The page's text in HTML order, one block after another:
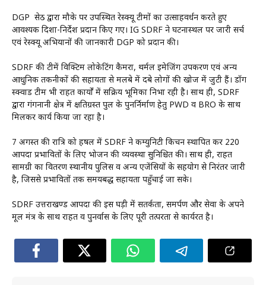
DGP सेठ द्वारा मौके पर उपस्थित रेस्क्यू टीमों का उत्साहवर्धन करते हुए
आवश्यक दिशा-निर्देश प्रदान किए गए। IG SDRF ने घटनास्थल पर जारी सर्च
एवं रेस्क्यू अभियानों की जानकारी DGP को प्रदान की।
SDRF की टीमें विक्टिम लोकेटिंग कैमरा, थर्मल इमेजिंग उपकरण एवं अन्य
आधुनिक तकनीकों की सहायता से मलबे में दबे लोगों की खोज में जुटी हैं। डॉग
स्क्वाड टीम भी राहत कार्यों में सक्रिय भूमिका निभा रही है। साथ ही, SDRF
द्वारा गंगनानी क्षेत्र में क्षतिग्रस्त पुल के पुनर्निर्माण हेतु PWD व BRO के साथ
मिलकर कार्य किया जा रहा है।
7 अगस्त की रात्रि को हर्षिल में SDRF ने कम्युनिटी किचन स्थापित कर 220
आपदा प्रभावितों के लिए भोजन की व्यवस्था सुनिश्चित की। साथ ही, राहत
सामग्री का वितरण स्थानीय पुलिस व अन्य एजेंसियों के सहयोग से निरंतर जारी
है, जिससे प्रभावितों तक समयबद्ध सहायता पहुँचाई जा सके।
SDRF उत्तराखण्ड आपदा की इस घड़ी में सतर्कता, समर्पण और सेवा के अपने
मूल मंत्र के साथ राहत व पुनर्वास के लिए पूरी तत्परता से कार्यरत है।